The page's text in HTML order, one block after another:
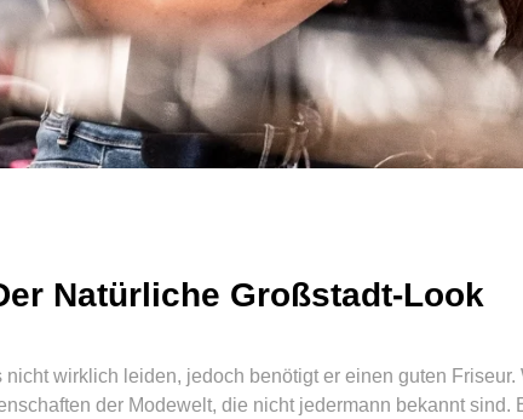
Natürliche Großstadt-Look
wirklich leiden, jedoch benötigt er einen guten
der Modewelt, die nicht jedermann bekannt sind.